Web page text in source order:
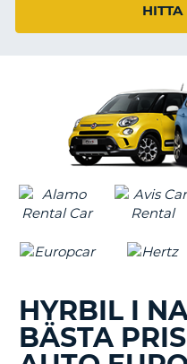
HITTA
HYRBIL I
BÄSTA